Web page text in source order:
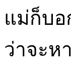
แม่ก็บอ
ว่าจะห